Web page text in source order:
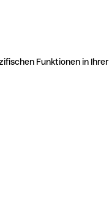
Funktionen in Ihrer